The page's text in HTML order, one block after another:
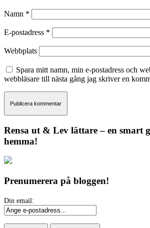
Namn *
E-postadress *
Webbplats
Spara mitt namn, min e-postadress och
webbläsare till nästa gång jag skriver en
Rensa ut & Lev lättare – en smart
hemma!
Prenumerera på bloggen!